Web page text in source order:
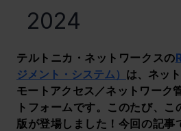
2024
テルトニカ・ネットワークスの
ジメント・システム） は、ネッ
モートアクセス／ネットワーク
トフォームです。このたび、
版が登場しました！今回の記事